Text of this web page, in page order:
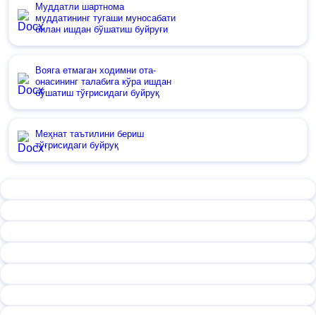
Муддатли шартнома
муддатининг тугаши муносабати
билан ишдан бўшатиш буйруғи
Вояга етмаган ходимни ота-
онасининг талабига кўра ишдан
бўшатиш тўғрисидаги буйруқ
Меҳнат таътилини бериш
тўғрисидаги буйруқ